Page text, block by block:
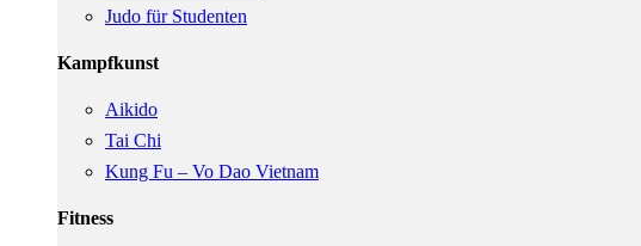
Judo für Studenten
Kampfkunst
Aikido
Tai Chi
Kung Fu – Vo Dao Vietnam
Fitness